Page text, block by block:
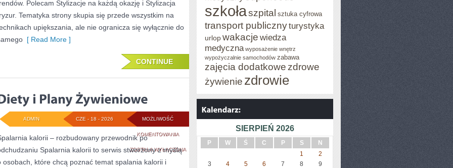
Polecam Stylizacje na każdą okazję i Stylizacja
Tematyka strony skupia się przede wszystkim na
upiększania, ale nie ogranicza się wyłącznie do
[ Read More ]
CONTINUE
MOŻLIWOŚĆ
KOMENTOWANIADIETY
I
PLANY
ZOSTAŁA WYŁĄCZONA
CZE - 18 - 2026
ADMIN
kalorii – rozbudowany przewodnik po
Spalarnia kalorii to serwis stworzony z myślą
osobach, które chcą poznać temat spalania kalorii i
szkołaszpital sztuka cyfrowa
transport publicznyturystyka
urlopwakacje wiedza
medyczna wyposażenie wnętrz
wypożyczalnie samochodów zabawa
zajęcia dodatkowe zdrowe
żywienie zdrowie
SIERPIEŃ 2026
P W Ś C P S
N
1
2
3
4 5 6 7 8
9